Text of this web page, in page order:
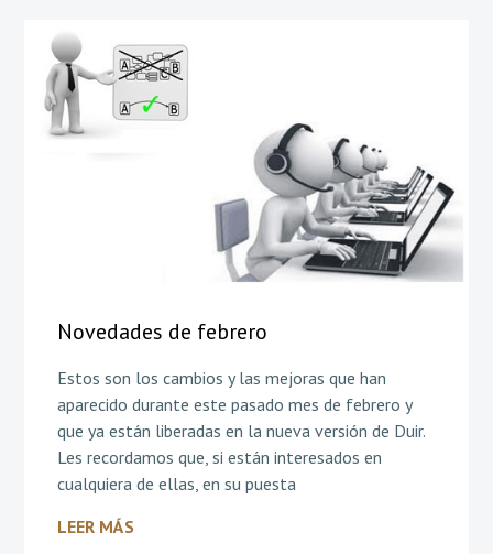
Novedades de febrero
Estos son los cambios y las mejoras que han
aparecido durante este pasado mes de febrero y
que ya están liberadas en la nueva versión de Duir.
Les recordamos que, si están interesados en
cualquiera de ellas, en su puesta
LEER MÁS